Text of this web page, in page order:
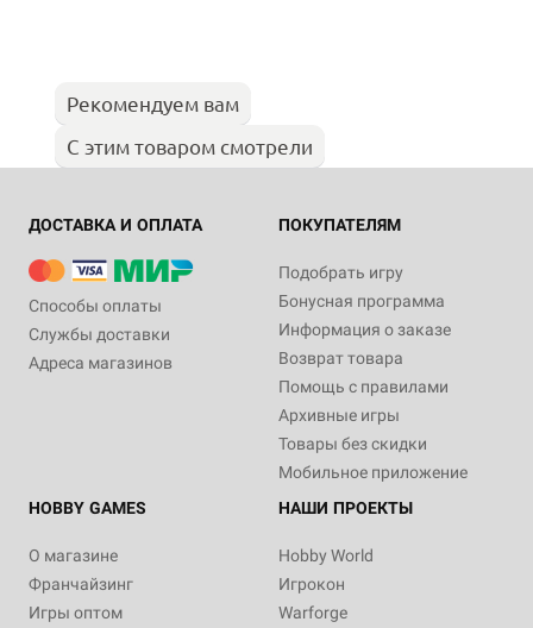
Рекомендуем вам
С этим товаром смотрели
ДОСТАВКА И ОПЛАТА
Способы оплаты
Службы доставки
Адреса магазинов
ПОКУПАТЕЛЯМ
Подобрать игру
Бонусная программа
Информация о заказе
Возврат товара
Помощь с правилами
Архивные игры
Товары без скидки
Мобильное приложение
HOBBY GAMES
О магазине
Франчайзинг
Игры оптом
НАШИ ПРОЕКТЫ
Hobby World
Игрокон
Warforge